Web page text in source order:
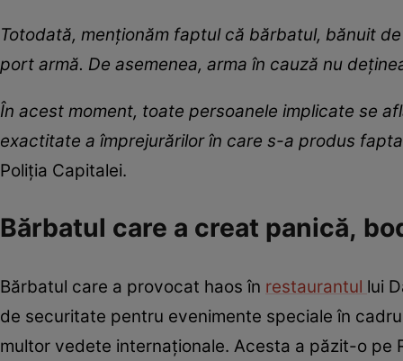
Totodată, menționăm faptul că bărbatul, bănuit
port armă. De asemenea, arma în cauză nu
În acest moment, toate persoanele implicate se
exactitate a împrejurărilor în care s-a produs
Poliția Capitalei.
Bărbatul care a creat panică,
Bărbatul care a provocat haos în restaurantul lui
de securitate pentru evenimente speciale în
multor vedete internaționale. Acesta a păzit-o pe